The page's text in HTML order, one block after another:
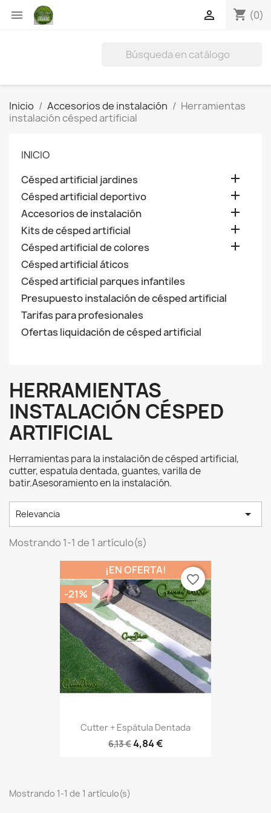
 shopping_cart (0)

Inicio Accesorios de instalación
Herramientas
instalación césped artificial
INICIO
Césped artificial jardines

Césped artificial deportivo 
Accesorios de instalación 
Kits de césped artificial 
Césped artificial de colores 
Césped artificial áticos
Césped artificial parques infantiles
Presupuesto instalación de césped artificial
Tarifas para profesionales
Ofertas liquidación de césped artificial
HERRAMIENTAS
INSTALACIÓN CÉSPED
ARTIFICIAL
Herramientas para la instalación de césped artificial,
cutter, espatula dentada, guantes, varilla de
batir.Asesoramiento en la instalación.
Relevancia 
Mostrando 1-1 de 1 artículo(s)
Cutter + Espátula Dentada
6,13 €4,84 €
¡EN OFERTA!
-21%
favorite_border
Mostrando 1-1 de 1 artículo(s)